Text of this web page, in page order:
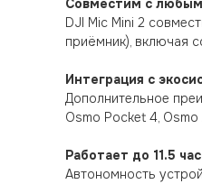
Совместим с
DJI Mic Mini 2
приёмник), включая
Интеграция с
Дополнительное
Osmo Pocket 4,
Работает до 11.5
Автономность